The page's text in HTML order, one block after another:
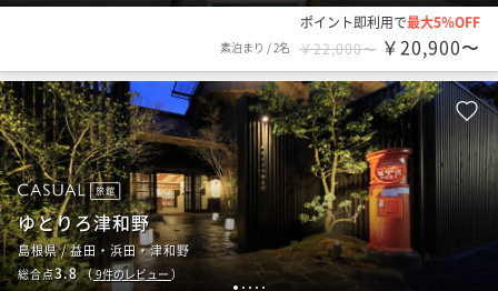
ポイント即利用で最大5％OFF
素泊まり /2名 ￥22,000〜 ￥20,900〜
1 2 3 4 5
旅館
ゆとりろ津和野
島根県 / 益田・浜田・津和野
総合点3.8（9件のレビュー ）